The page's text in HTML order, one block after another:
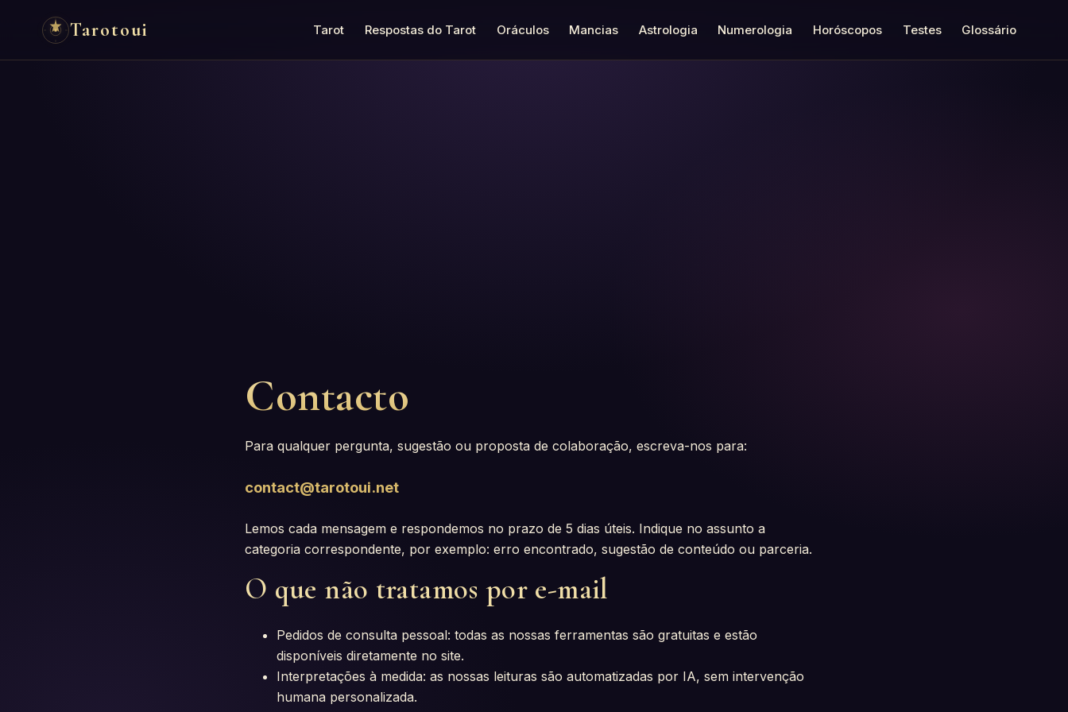
Tarotoui Tarot Respostas do Tarot Oráculos Mancias Astrologia Numerologia Horóscopos Testes Glossário
Contacto
Para qualquer pergunta, sugestão ou proposta de colaboração, escreva-nos para:
contact@tarotoui.net
Lemos cada mensagem e respondemos no prazo de 5 dias úteis. Indique no assunto a
categoria correspondente, por exemplo: erro encontrado, sugestão de conteúdo ou parceria.
O que não tratamos por e-mail
Pedidos de consulta pessoal: todas as nossas ferramentas são gratuitas e estão
disponíveis diretamente no site.
Interpretações à medida: as nossas leituras são automatizadas por IA, sem intervenção
humana personalizada.